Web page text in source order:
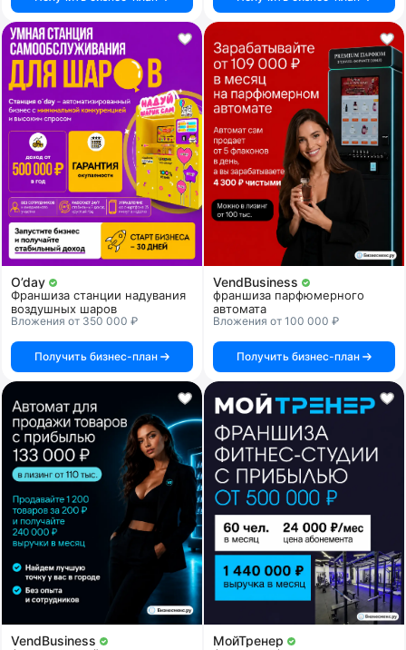
O’day
Франшиза станции надувания
воздушных шаров
Вложения от 350 000 ₽
Получить бизнес-план
VendBusiness
франшиза парфюмерного
автомата
Вложения от 100 000 ₽
Получить бизнес-план
VendBusiness МойТренер